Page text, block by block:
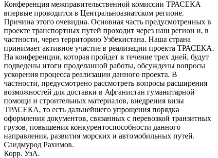
Конференция межправительственной комиссии ТРАСЕКА
впервые проводится в Центральноазиатском регионе.
Причина этого очевидна. Основная часть предусмотренных в
проекте транспортных путей проходит через наш регион и, в
частности, через территорию Узбекистана. Наша страна
принимает активное участие в реализации проекта ТРАСЕКА.
На конференции, которая пройдет в течение трех дней, будут
подведены итоги проделанной работы, обсуждены вопросы
ускорения процесса реализации данного проекта. В
частности, предусмотрено рассмотреть вопросы расширения
возможностей для доставки в Афганистан гуманитарной
помощи и строительных материалов, внедрения визы
ТРАСЕКА, то есть дальнейшего упрощения порядка
оформления документов, связанных с перевозкой транзитных
грузов, повышения конкурентоспособности данного
направления, развития морских и автомобильных путей.
Саидмурод Рахимов.
Корр. УзА.